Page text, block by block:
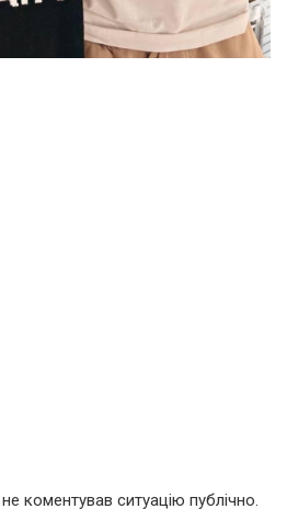
коментував ситуацію публічно.